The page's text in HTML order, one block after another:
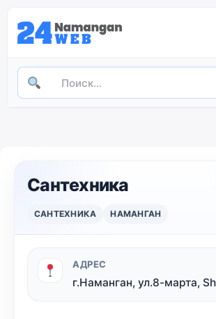
Сантехника
САНТЕХНИКА НАМАНГАН
АДРЕС
г.Наманган, ул.8-марта,